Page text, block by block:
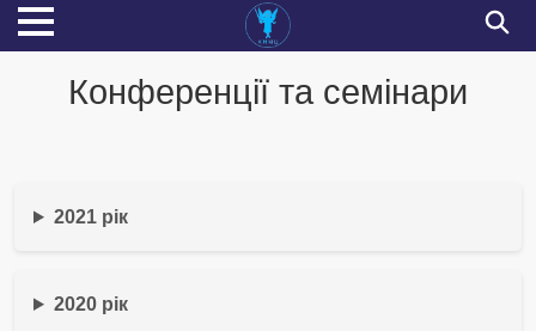
Конференції та семінари
2021 рік
2020 рік